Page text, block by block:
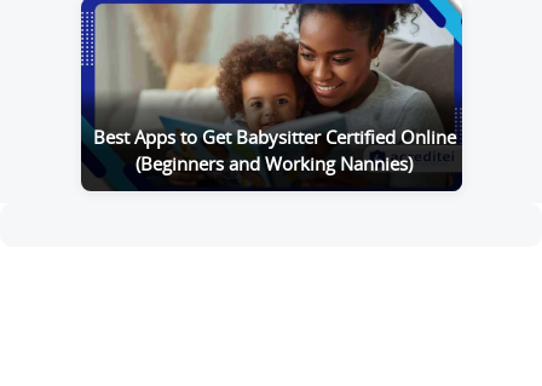
Best Apps to Get Babysitter Certified Online
(Beginners and Working Nannies)